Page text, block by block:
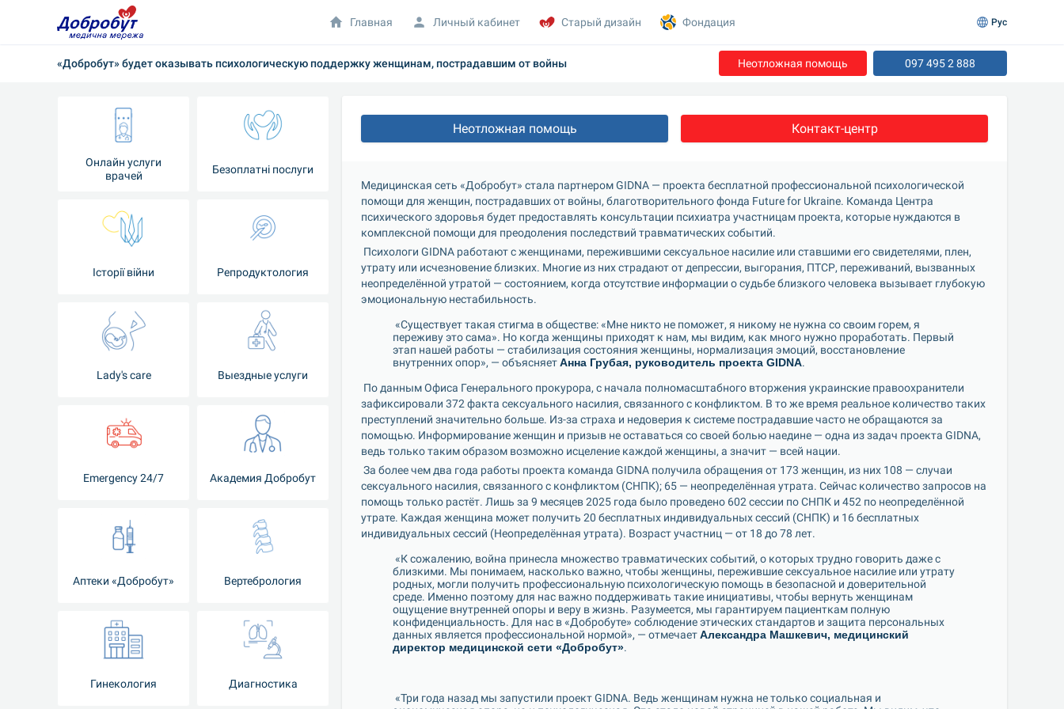
«Добробут» будет оказывать психологическую поддержку женщинам, пострадавшим от войны Неотложная помощь 097 495 2 888
Онлайн услуги
врачей
Безоплатні послуги
Iсторії війни Репродуктология
Lady's care Выездные услуги
Emergency 24/7 Академия Добробут
Аптеки «Добробут» Вертебрология
Гинекология Диагностика
Неотложная помощь Контакт-центр
Медицинская сеть «Добробут» стала партнером GIDNA — проекта бесплатной профессиональной психологической
помощи для женщин, пострадавших от войны, благотворительного фонда Future for Ukraine. Команда Центра
психического здоровья будет предоставлять консультации психиатра участницам проекта, которые нуждаются в
комплексной помощи для преодоления последствий травматических событий.
утрату или исчезновение близких. Многие из них страдают от депрессии, выгорания, ПТСР, переживаний, вызванных
неопределённой утратой — состоянием, когда отсутствие информации о судьбе близкого человека вызывает глубокую
эмоциональную нестабильность.
переживу это сама». Но когда женщины приходят к нам, мы видим, как много нужно проработать. Первый
этап нашей работы — стабилизация состояния женщины, нормализация эмоций, восстановление
внутренних опор», — объясняет Анна Грубая, руководитель проекта GIDNA.
зафиксировали 372 факта сексуального насилия, связанного с конфликтом. В то же время реальное количество таких
преступлений значительно больше. Из-за страха и недоверия к системе пострадавшие часто не обращаются за
помощью. Информирование женщин и призыв не оставаться со своей болью наедине — одна из задач проекта GIDNA,
ведь только таким образом возможно исцеление каждой женщины, а значит — всей нации.
сексуального насилия, связанного с конфликтом (СНПК); 65 — неопределённая утрата. Сейчас количество запросов на
помощь только растёт. Лишь за 9 месяцев 2025 года было проведено 602 сессии по СНПК и 452 по неопределённой
утрате. Каждая женщина может получить 20 бесплатных индивидуальных сессий (СНПК) и 16 бесплатных
индивидуальных сессий (Неопределённая утрата). Возраст участниц — от 18 до 78 лет.
близкими. Мы понимаем, насколько важно, чтобы женщины, пережившие сексуальное насилие или утрату
родных, могли получить профессиональную психологическую помощь в безопасной и доверительной
среде. Именно поэтому для нас важно поддерживать такие инициативы, чтобы вернуть женщинам
ощущение внутренней опоры и веру в жизнь. Разумеется, мы гарантируем пациенткам полную
конфиденциальность. Для нас в «Добробуте» соблюдение этических стандартов и защита персональных
данных является профессиональной нормой», — отмечает Александра Машкевич, медицинский
директор медицинской сети «Добробут».
Главная Личный кабинет Старый дизайн Фондация Рус